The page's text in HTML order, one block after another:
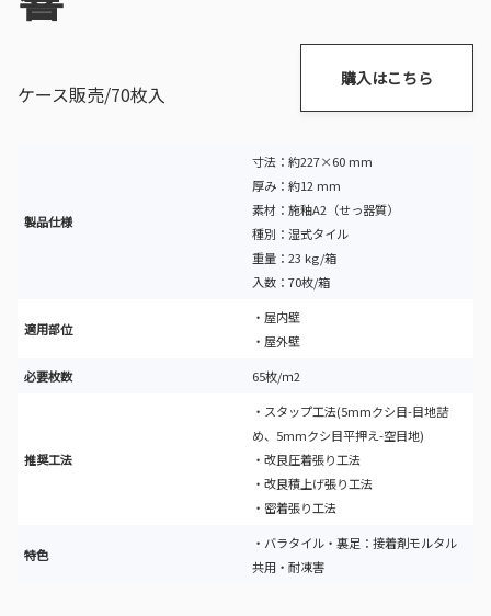
ケース販売/70枚入
購入はこちら
製品仕様
寸法：約227×60 mm
厚み：約12 mm
素材：施釉A2（せっ器質）
種別：湿式タイル
重量：23 kg/箱
入数：70枚/箱
適用部位
・屋内壁
・屋外壁
必要枚数
65枚/ｍ2
推奨工法
・スタップ工法(5mmクシ目-目地詰
め、5mmクシ目平押え-空目地)
・改良圧着張り工法
・改良積上げ張り工法
・密着張り工法
特色
・バラタイル・裏足：接着剤モルタル
共用・耐凍害